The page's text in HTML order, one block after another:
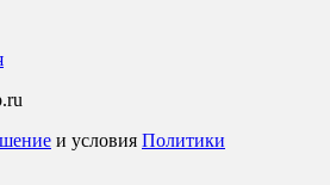
и условия Политики